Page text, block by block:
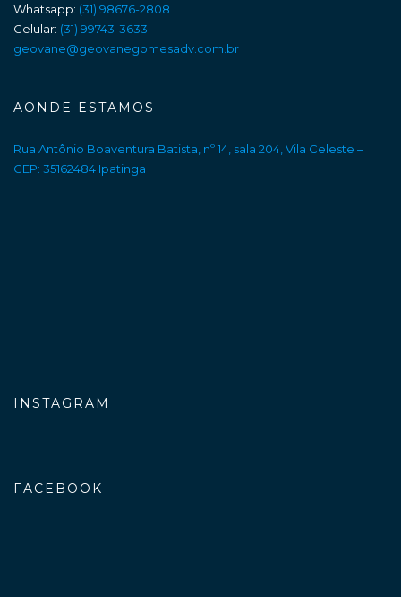
Whatsapp: (31) 98676-2808
Celular: (31) 99743-3633
geovane@geovanegomesadv.com.br
AONDE ESTAMOS
Rua Antônio Boaventura Batista, nº 14, sala 204, Vila Celeste –
CEP: 35162484 Ipatinga
INSTAGRAM
FACEBOOK